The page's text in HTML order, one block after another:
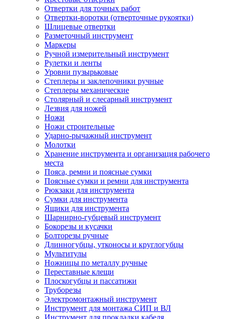
Отвертки для точных работ
Отвертки-воротки (отверточные рукоятки)
Шлицевые отвертки
Разметочный инструмент
Маркеры
Ручной измерительный инструмент
Рулетки и ленты
Уровни пузырьковые
Степлеры и заклепочники ручные
Степлеры механические
Столярный и слесарный инструмент
Лезвия для ножей
Ножи
Ножи строительные
Ударно-рычажный инструмент
Молотки
Хранение инструмента и организация рабочего
места
Пояса, ремни и поясные сумки
Поясные сумки и ремни для инструмента
Рюкзаки для инструмента
Сумки для инструмента
Ящики для инструмента
Шарнирно-губцевый инструмент
Бокорезы и кусачки
Болторезы ручные
Длинногубцы, утконосы и круглогубцы
Мультитулы
Ножницы по металлу ручные
Переставные клещи
Плоскогубцы и пассатижи
Труборезы
Электромонтажный инструмент
Инструмент для монтажа СИП и ВЛ
Инструмент для прокладки кабеля